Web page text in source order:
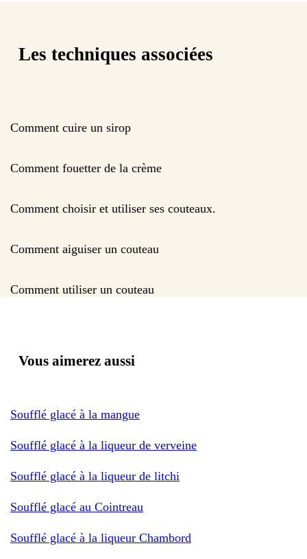
Les techniques associées
Comment cuire un sirop
Comment fouetter de la crème
Comment choisir et utiliser ses couteaux.
Comment aiguiser un couteau
Comment utiliser un couteau
Vous aimerez aussi
Soufflé glacé à la mangue
Soufflé glacé à la liqueur de verveine
Soufflé glacé à la liqueur de litchi
Soufflé glacé au Cointreau
Soufflé glacé à la liqueur Chambord